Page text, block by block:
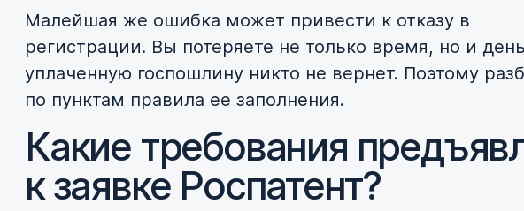
Малейшая же ошибка может привести к отказу в
регистрации. Вы потеряете не только время, но и
уплаченную госпошлину никто не вернет. Поэтому
по пунктам правила ее заполнения.
Какие требования
к заявке Роспатент?